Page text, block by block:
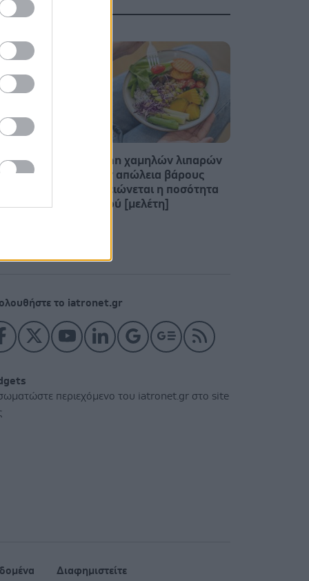
θα
Δίαιτα vegan χαμηλών λιπαρών
βοηθά στην απώλεια βάρους
χωρίς να μειώνεται η ποσότητα
του φαγητού [μελέτη]
το iatronet.gr
περιεχόμενο του iatronet.gr στο site
Διαφημιστείτε